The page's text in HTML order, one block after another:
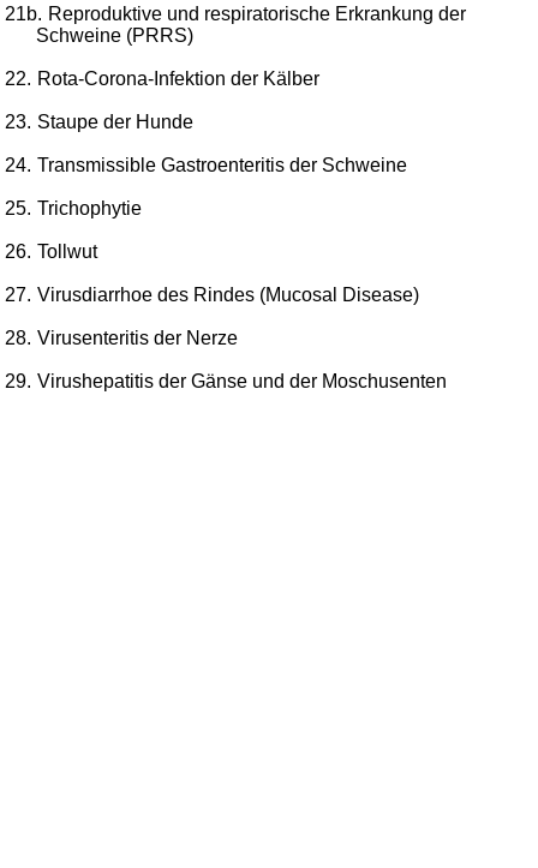
21b. Reproduktive und respiratorische Erkrankung der
Schweine (PRRS)
22. Rota-Corona-Infektion der Kälber
23. Staupe der Hunde
24. Transmissible Gastroenteritis der Schweine
25. Trichophytie
26. Tollwut
27. Virusdiarrhoe des Rindes (Mucosal Disease)
28. Virusenteritis der Nerze
29. Virushepatitis der Gänse und der Moschusenten